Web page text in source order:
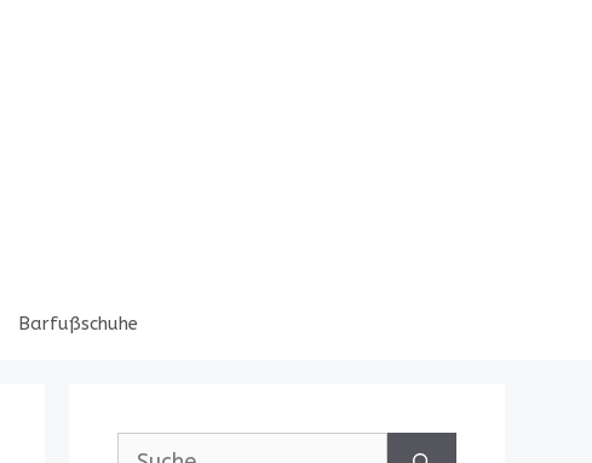
Barfußschuhe